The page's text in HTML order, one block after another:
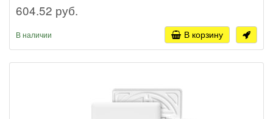
604.52 руб.
В наличии В корзину